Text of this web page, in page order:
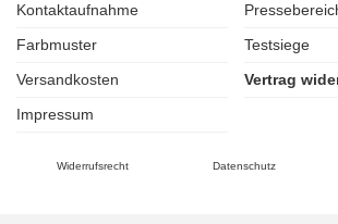
Kontaktaufnahme
Farbmuster
Testsiege
Versandkosten
Vertrag
Impressum
Widerrufsrecht Datenschutz